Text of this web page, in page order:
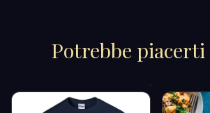
Potrebbe piacerti